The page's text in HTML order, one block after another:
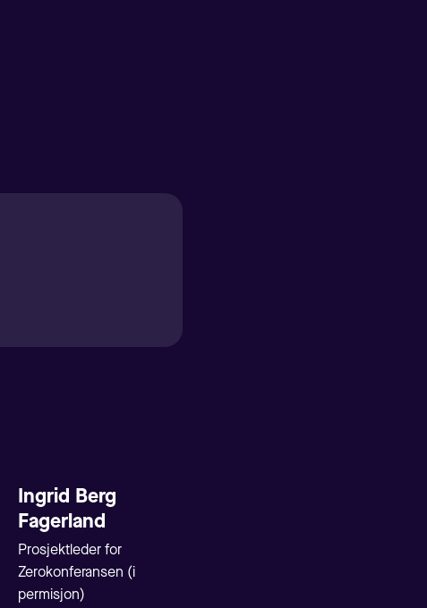
Ingrid Berg
Fagerland
Prosjektleder for
Zerokonferansen (i
permisjon)